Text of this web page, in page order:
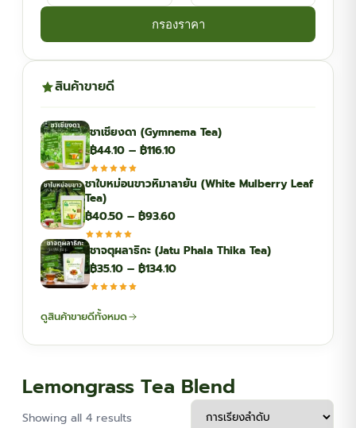
กรองราคา
สินค้าขายดี
ชาเชียงดา (Gymnema Tea)
฿44.10 – ฿116.10Price
฿44.10
฿116.10
ชาใบหม่อนขาวหิมาลายัน (White Mulberry Leaf
Tea)
฿40.50 – ฿93.60Price
฿40.50
through
ชาจตุผลาธิกะ (Jatu Phala Thika Tea)
฿35.10 – ฿134.10Price
ดูสินค้าขายดีทั้งหมด
Lemongrass Tea Blend
Showing all 4 results